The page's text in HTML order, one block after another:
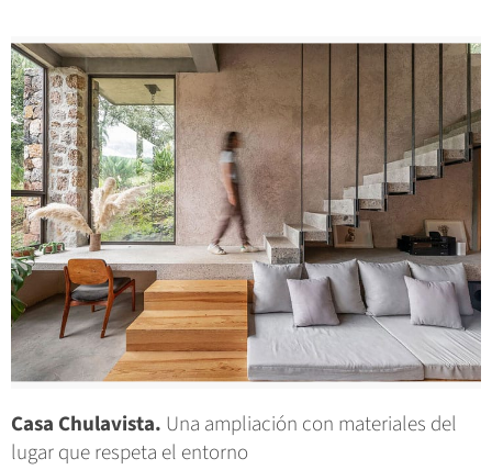
Casa Chulavista. Una ampliación con materiales del
lugar que respeta el entorno